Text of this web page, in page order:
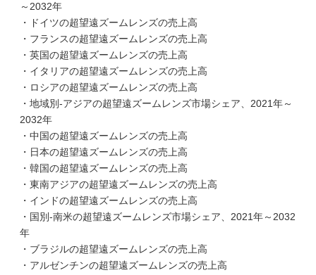
～2032年
・ドイツの超望遠ズームレンズの売上高
・フランスの超望遠ズームレンズの売上高
・英国の超望遠ズームレンズの売上高
・イタリアの超望遠ズームレンズの売上高
・ロシアの超望遠ズームレンズの売上高
・地域別-アジアの超望遠ズームレンズ市場シェア、2021年～
2032年
・中国の超望遠ズームレンズの売上高
・日本の超望遠ズームレンズの売上高
・韓国の超望遠ズームレンズの売上高
・東南アジアの超望遠ズームレンズの売上高
・インドの超望遠ズームレンズの売上高
・国別-南米の超望遠ズームレンズ市場シェア、2021年～2032
年
・ブラジルの超望遠ズームレンズの売上高
・アルゼンチンの超望遠ズームレンズの売上高